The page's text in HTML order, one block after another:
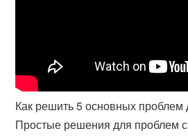
Как решить 5 основных проблем
Простые решения для проблем